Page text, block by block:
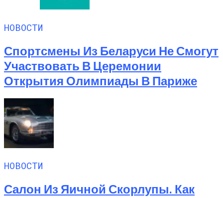
НОВОСТИ
Спортсмены Из Беларуси Не Смогут
Участвовать В Церемонии
Открытия Олимпиады В Париже
НОВОСТИ
Салон Из Яичной Скорлупы. Как